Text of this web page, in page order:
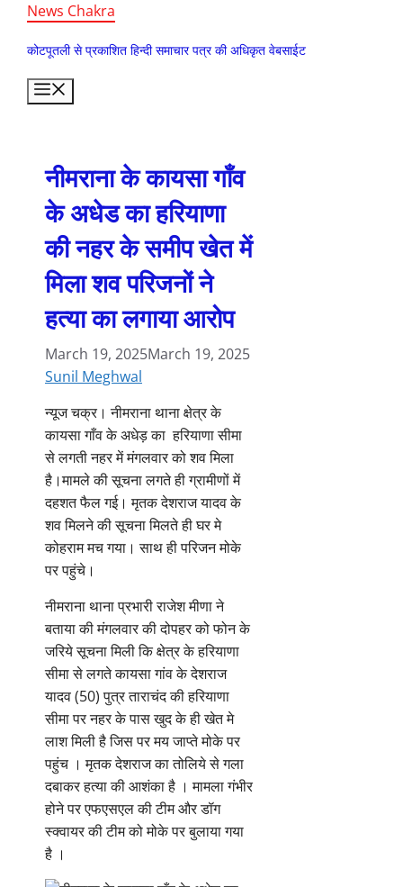
content
News Chakra
कोटपूतली से प्रकाशित हिन्दी समाचार पत्र की अधिकृत वेबसाईट
नीमराना के कायसा गाँव
के अधेड का हरियाणा
की नहर के समीप खेत में
मिला शव परिजनों ने
हत्या का लगाया आरोप
March 19, 2025March 19, 2025
Sunil Meghwal
न्यूज चक्र। नीमराना थाना क्षेत्र के
कायसा गाँव के अधेड़ का हरियाणा सीमा
से लगती नहर में मंगलवार को शव मिला
है।मामले की सूचना लगते ही ग्रामीणों में
दहशत फैल गई। मृतक देशराज यादव के
शव मिलने की सूचना मिलते ही घर मे
कोहराम मच गया। साथ ही परिजन मोके
पर पहुंचे।
नीमराना थाना प्रभारी राजेश मीणा ने
बताया की मंगलवार की दोपहर को फोन के
जरिये सूचना मिली कि क्षेत्र के हरियाणा
सीमा से लगते कायसा गांव के देशराज
यादव (50) पुत्र ताराचंद की हरियाणा
सीमा पर नहर के पास खुद के ही खेत मे
लाश मिली है जिस पर मय जाप्ते मोके पर
पहुंच । मृतक देशराज का तोलिये से गला
दबाकर हत्या की आशंका है । मामला गंभीर
होने पर एफएसएल की टीम और डॉग
स्क्वायर की टीम को मोके पर बुलाया गया
है ।